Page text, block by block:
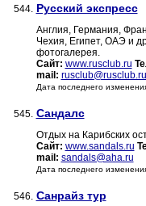
544. Русский экспресс
Англия, Германия,
Чехия, Египет, ОАЭ и
фотогалерея.
Сайт: www.rusclub.ru
mail: rusclub@rusclub.ru
Дата последнего
545. Сандалс
Отдых на Карибских
Сайт: www.sandals.ru
mail: sandals@aha.ru
Дата последнего
546. Санрайз тур